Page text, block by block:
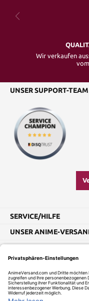
Wir verkaufen
UNSER SUPPORT-TEAM
SERVICE/HILFE
UNSER ANIME-
Impressum